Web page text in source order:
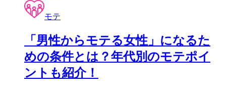
モテ
「男性からモテる女性」になるた
めの条件とは？年代別のモテポイ
ントも紹介！